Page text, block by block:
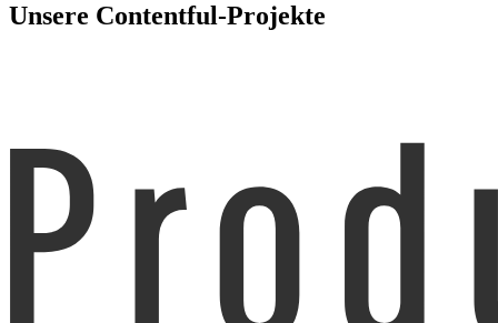
Unsere Contentful-Projekte